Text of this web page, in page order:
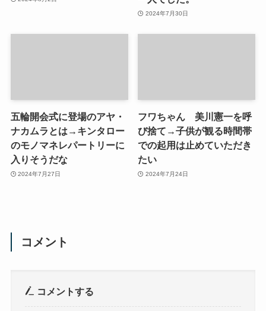
2024年7月30日
五輪開会式に登場のアヤ・
ナカムラとは→キンタロー
のモノマネレパートリーに
入りそうだな
2024年7月27日
フワちゃん 美川憲一を呼
び捨て→子供が観る時間帯
での起用は止めていただき
たい
2024年7月24日
コメント
コメントする